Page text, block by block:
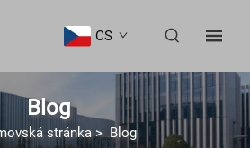
CS
Blog
stránka> Blog